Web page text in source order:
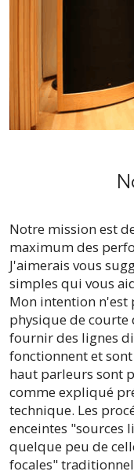
Notre mission est
maximum des
J'aimerais vous
simples qui vous
Mon intention n'est
physique de
fournir des lignes
fonctionnent et
haut parleurs sont
comme expliqué
technique. Les
enceintes "sources
quelque peu de
focales"